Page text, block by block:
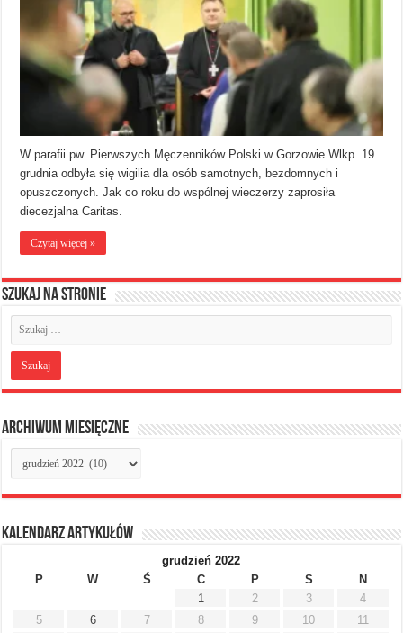
W parafii pw. Pierwszych Męczenników Polski w Gorzowie Wlkp. 19
grudnia odbyła się wigilia dla osób samotnych, bezdomnych i
opuszczonych. Jak co roku do wspólnej wieczerzy zaprosiła
diecezjalna Caritas.
Czytaj więcej »
Szukaj na stronie
Archiwum miesięczne
Archiwum
miesięczne
Kalendarz artykułów
grudzień 2022
P
W Ś C P S
N
1
2 3
4
5
6 7 8 9 10
11